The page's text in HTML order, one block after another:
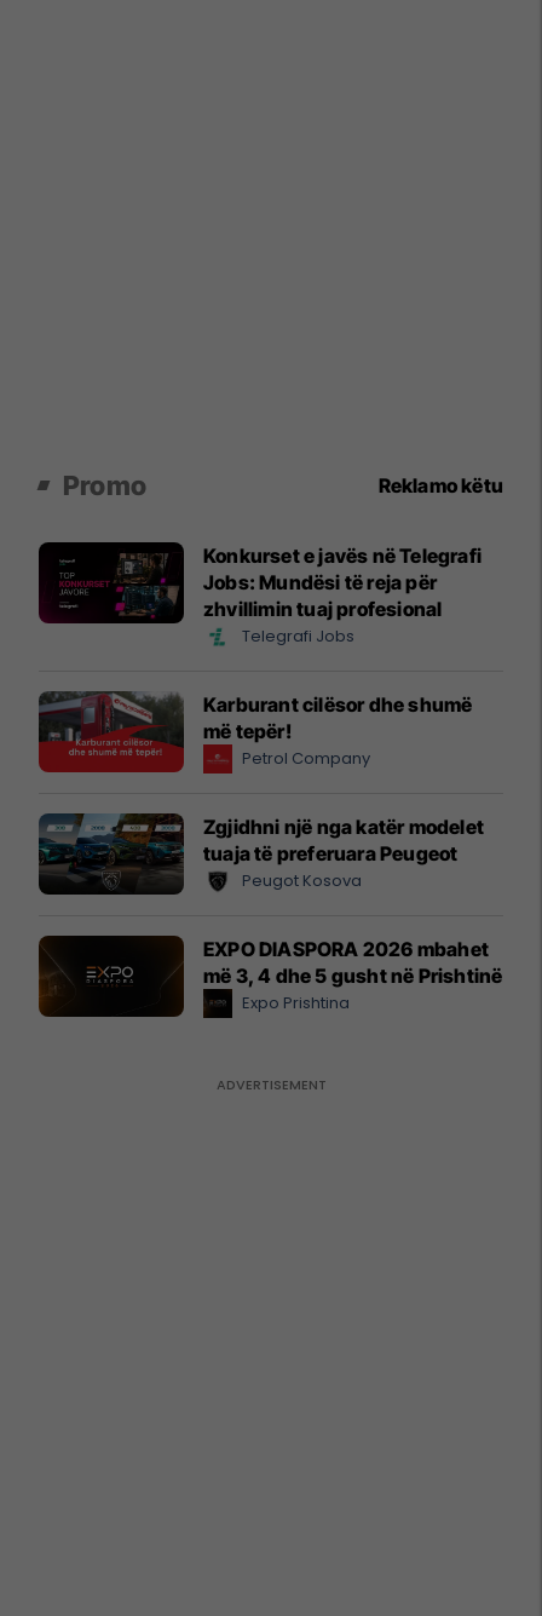
Promo Reklamo këtu
Konkurset e javës në Telegrafi
Jobs: Mundësi të reja për
zhvillimin tuaj profesional
Telegrafi Jobs
Karburant cilësor dhe shumë
më tepër!
Petrol Company
Zgjidhni një nga katër modelet
tuaja të preferuara Peugeot
Peugot Kosova
EXPO DIASPORA 2026 mbahet
më 3, 4 dhe 5 gusht në Prishtinë
Expo Prishtina